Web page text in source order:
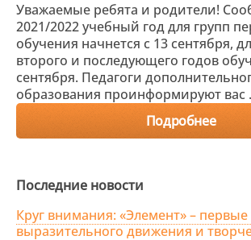
Уважаемые ребята и родители!
2021/2022 учебный год для групп
обучения начнется с 13 сентября,
второго и последующего годов
сентября. Педагоги
образования проинформируют вас
Подробнее
Последние новости
Круг внимания: «Элемент» –
выразительного движения и